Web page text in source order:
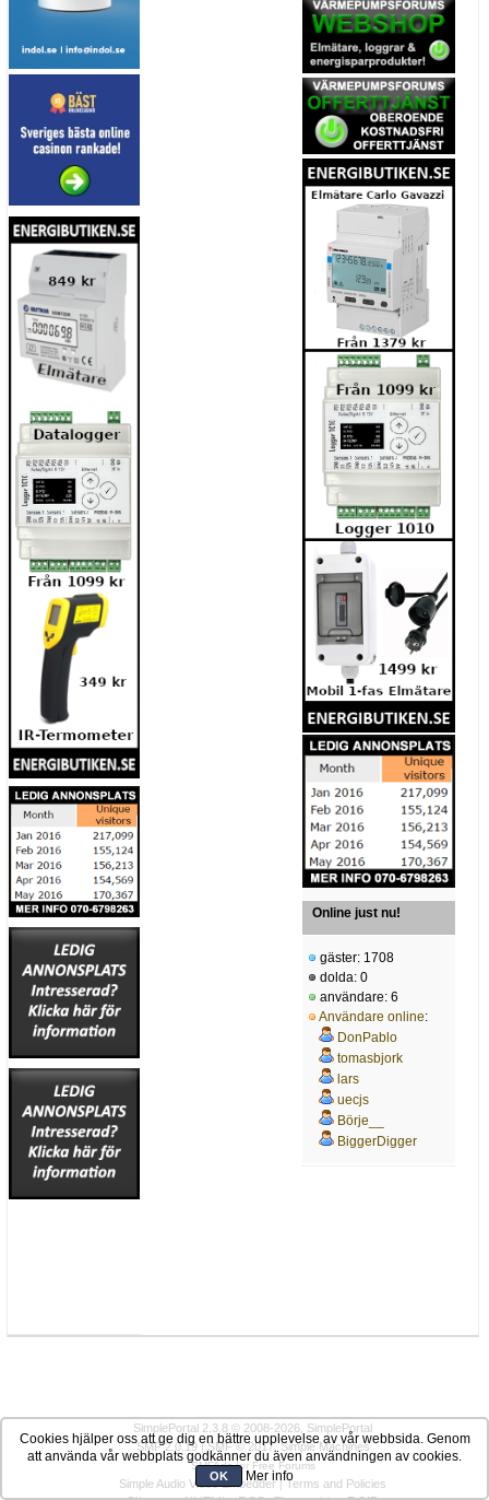
Online just nu!
gäster: 1708
dolda: 0
användare: 6
Användare online:
DonPablo
tomasbjork
lars
uecjs
Börje__
BiggerDigger
SimplePortal 2.3.8 © 2008-2026, SimplePortal
SMF 2.0.19|SMF © 2017,Simple Machines
SMFAdsfor Free Forums
Simple Audio Video Embedder|Terms and Policies
Cookies hjälper oss att ge dig en bättre upplevelse av vår webbsida. Genom
att använda vår webbplats godkänner du även användningen av cookies.
OK Mer info